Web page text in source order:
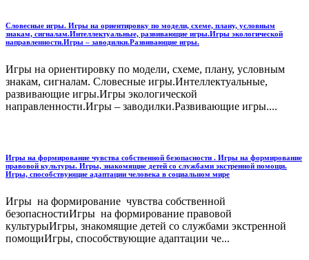
Словесные игры. Игры на ориентировку по модели, схеме, плану, условным
знакам, сигналам.Интеллектуальные, развивающие игры.Игры экологической
направленности.Игры – заводилки.Развивающие игры.
Игры на ориентировку по модели, схеме, плану, условным
знакам, сигналам. Словесные игры.Интеллектуальные,
развивающие игры.Игры экологической
направленности.Игры – заводилки.Развивающие игры....
Игры на формирование чувства собственной безопасности . Игры на формирование
правовой культуры. Игры, знакомящие детей со службами экстренной помощи.
Игры, способствующие адаптации человека в социальном мире
Игры на формирование чувства собственной
безопасностиИгры на формирование правовой
культурыИгры, знакомящие детей со службами экстренной
помощиИгры, способствующие адаптации че...